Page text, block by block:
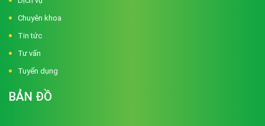
Chuyên khoa
Tin tức
Tư vấn
Tuyển dụng
BẢN ĐỒ